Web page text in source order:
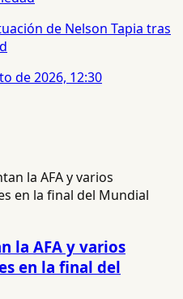
de Nelson Tapia tras
de 2026, 12:30
la AFA y varios
en la final del